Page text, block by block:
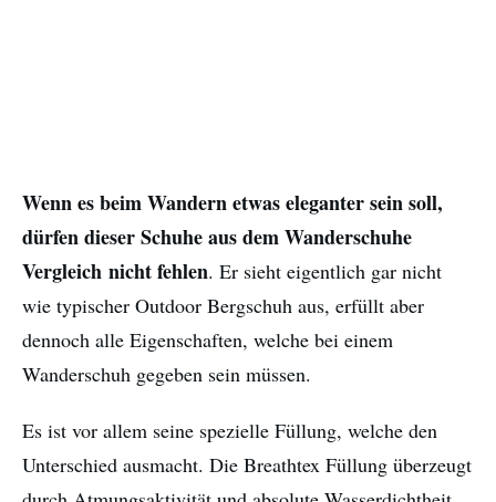
Wenn es beim Wandern etwas eleganter sein soll,
dürfen dieser Schuhe aus dem Wanderschuhe
Vergleich nicht fehlen. Er sieht eigentlich gar nicht
wie typischer Outdoor Bergschuh aus, erfüllt aber
dennoch alle Eigenschaften, welche bei einem
Wanderschuh gegeben sein müssen.
Es ist vor allem seine spezielle Füllung, welche den
Unterschied ausmacht. Die Breathtex Füllung überzeugt